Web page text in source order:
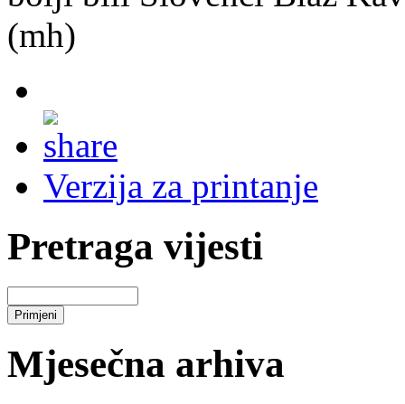
(mh)
Verzija za printanje
Pretraga vijesti
Mjesečna arhiva